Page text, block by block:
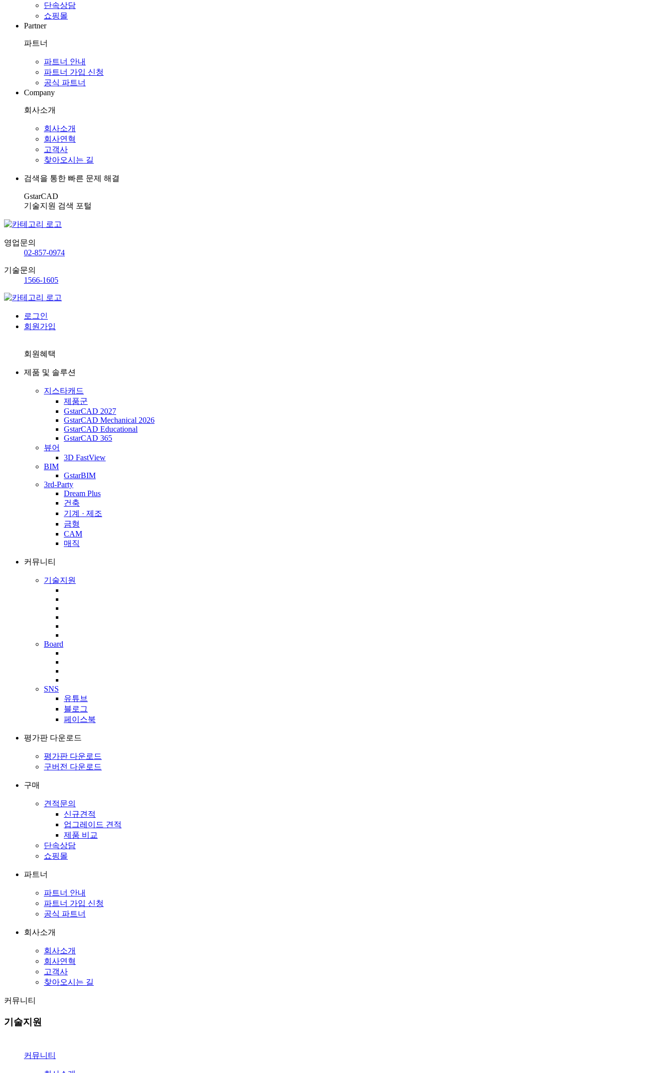
단속상담
쇼핑몰
Partner
파트너
파트너 안내
파트너 가입 신청
공식 파트너
Company
회사소개
회사소개
회사연혁
고객사
찾아오시는 길
검색을 통한 빠른 문제 해결
GstarCAD
기술지원 검색 포털
영업문의
02-857-0974
기술문의
1566-1605
로그인
회원가입
회원혜택
제품 및 솔루션
지스타캐드
제품군
GstarCAD 2027
GstarCAD Mechanical 2026
GstarCAD Educational
GstarCAD 365
뷰어
3D FastView
BIM
GstarBIM
3rd-Party
Dream Plus
건축
기계 · 제조
금형
CAM
매직
커뮤니티
기술지원
Board
SNS
유튜브
블로그
페이스북
평가판 다운로드
평가판 다운로드
구버전 다운로드
구매
견적문의
신규견적
업그레이드 견적
제품 비교
단속상담
쇼핑몰
파트너
파트너 안내
파트너 가입 신청
공식 파트너
회사소개
회사소개
회사연혁
고객사
찾아오시는 길
커뮤니티
기술지원
커뮤니티